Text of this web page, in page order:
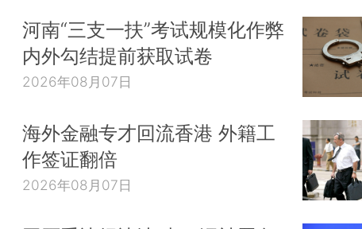
河南“三支一扶”考试规模化作弊
内外勾结提前获取试卷
2026年08月07日
海外金融专才回流香港 外籍工
作签证翻倍
2026年08月07日